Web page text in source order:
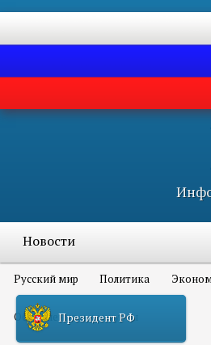
Новости
Русский мир Политика
Объявления и конкурсы
Президент РФ